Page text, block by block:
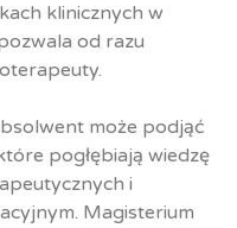
klinicznych w
od razu
może podjąć
pogłębiają wiedzę
i
Magisterium